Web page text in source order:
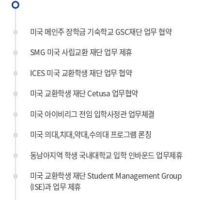
미국 메인주 장학금 기숙학교 GSC재단 업무 협약
SMG 미국 사립교환 재단 업무 제휴
ICES 미국 교환학생 재단 업무 협약
미국 교환학생 재단 Cetusa 업무협약
미국 아이비리그 전임 입학사정관 업무체결
미국 의대,치대,약대,수의대 프로그램 론칭
동남아지역 학생 국내대학교 입학 인바운드 업무제휴
미국 교환학생 재단 Student Management Group
(ISE)과 업무 제휴